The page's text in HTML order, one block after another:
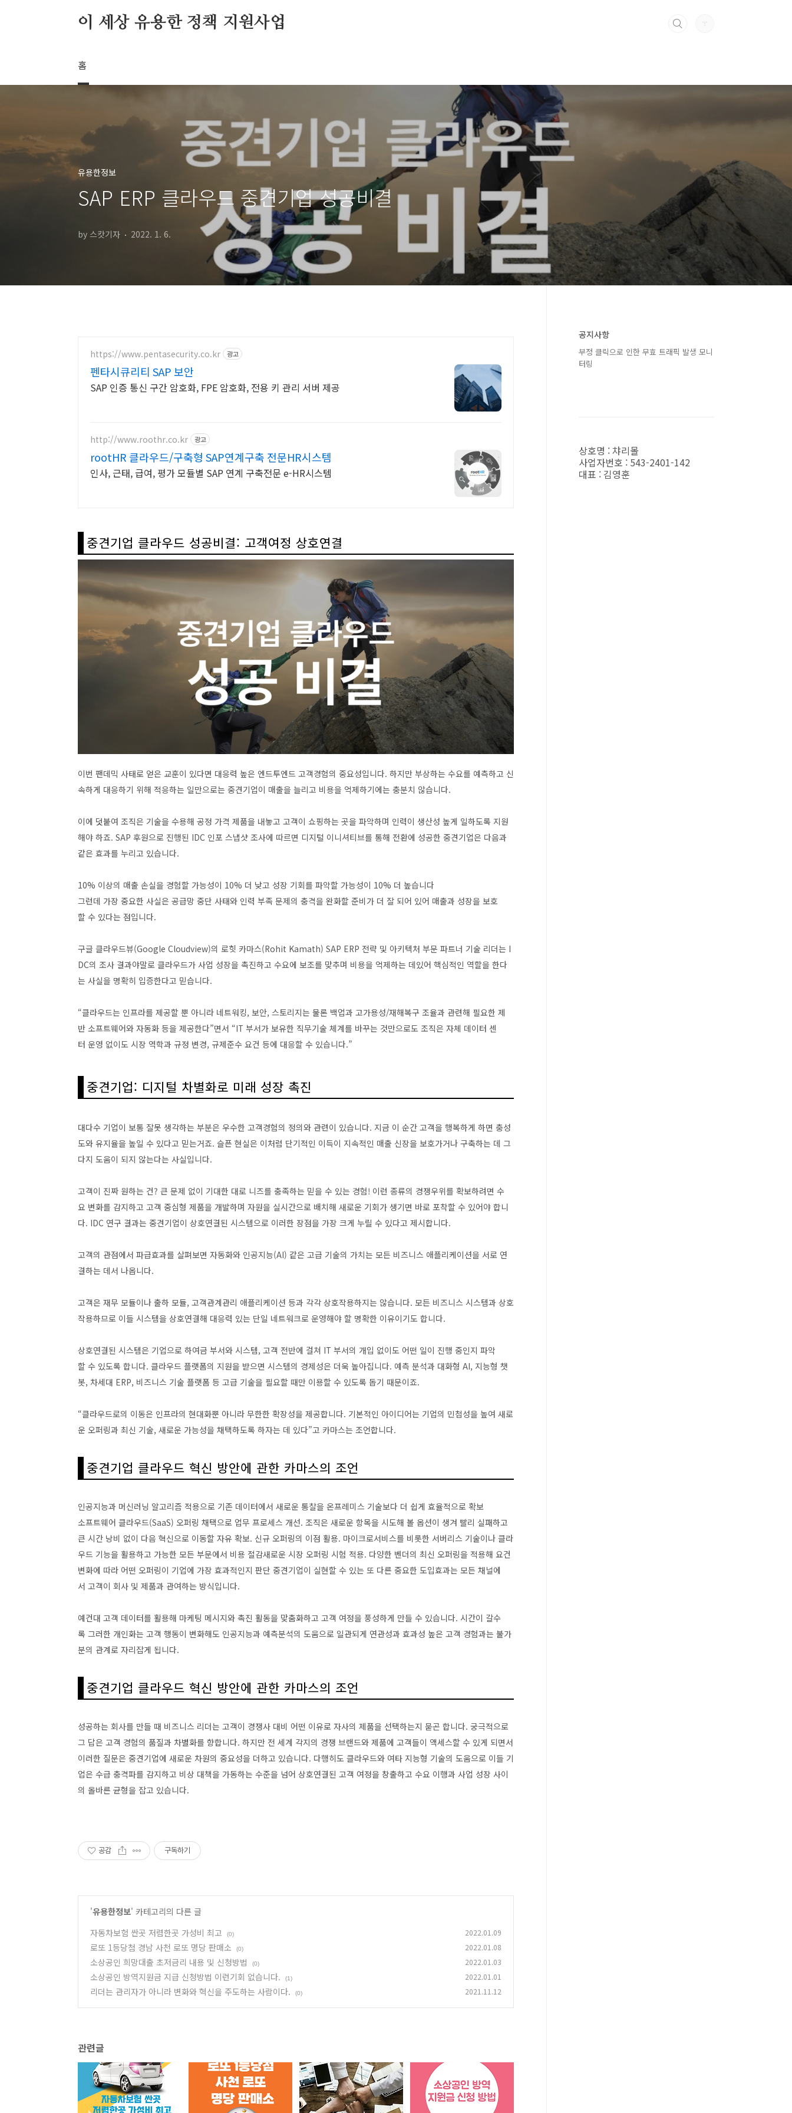
이 세상 유용한 정책 지원사업
홈
유용한정보
SAP ERP 클라우드 중견기업 성공비결
by 스캇기자 2022. 1. 6.
https://www.pentasecurity.co.kr 광고
펜타시큐리티 SAP 보안
SAP 인증 통신 구간 암호화, FPE 암호화, 전용 키 관리 서버 제공
http://www.roothr.co.kr 광고
rootHR 클라우드/구축형 SAP연계구축 전문HR시스템
인사, 근태, 급여, 평가 모듈별 SAP 연계 구축전문 e-HR시스템
중견기업 클라우드 성공비결: 고객여정 상호연결
이번 팬데믹 사태로 얻은 교훈이 있다면 대응력 높은 엔드투엔드 고객경험의 중요성입니다. 하지만 부상하는 수요를 예측하고 신
속하게 대응하기 위해 적응하는 일만으로는 중견기업이 매출을 늘리고 비용을 억제하기에는 충분치 않습니다.
이에 덧붙여 조직은 기술을 수용해 공정 가격 제품을 내놓고 고객이 쇼핑하는 곳을 파악하며 인력이 생산성 높게 일하도록 지원
해야 하죠. SAP 후원으로 진행된 IDC 인포 스냅샷 조사에 따르면 디지털 이니셔티브를 통해 전환에 성공한 중견기업은 다음과
같은 효과를 누리고 있습니다.
10% 이상의 매출 손실을 경험할 가능성이 10% 더 낮고 성장 기회를 파악할 가능성이 10% 더 높습니다
그런데 가장 중요한 사실은 공급망 중단 사태와 인력 부족 문제의 충격을 완화할 준비가 더 잘 되어 있어 매출과 성장을 보호
할 수 있다는 점입니다.
구글 클라우드뷰(Google Cloudview)의 로힛 카마스(Rohit Kamath) SAP ERP 전략 및 아키텍처 부문 파트너 기술 리더는 I
DC의 조사 결과야말로 클라우드가 사업 성장을 촉진하고 수요에 보조를 맞추며 비용을 억제하는 데있어 핵심적인 역할을 한다
는 사실을 명확히 입증한다고 믿습니다.
“클라우드는 인프라를 제공할 뿐 아니라 네트워킹, 보안, 스토리지는 물론 백업과 고가용성/재해복구 조율과 관련해 필요한 제
반 소프트웨어와 자동화 등을 제공한다”면서 “IT 부서가 보유한 직무기술 체계를 바꾸는 것만으로도 조직은 자체 데이터 센
터 운영 없이도 시장 역학과 규정 변경, 규제준수 요건 등에 대응할 수 있습니다.”
중견기업: 디지털 차별화로 미래 성장 촉진
대다수 기업이 보통 잘못 생각하는 부분은 우수한 고객경험의 정의와 관련이 있습니다. 지금 이 순간 고객을 행복하게 하면 충성
도와 유지율을 높일 수 있다고 믿는거죠. 슬픈 현실은 이처럼 단기적인 이득이 지속적인 매출 신장을 보호가거나 구축하는 데 그
다지 도움이 되지 않는다는 사실입니다.
고객이 진짜 원하는 건? 큰 문제 없이 기대한 대로 니즈를 충족하는 믿을 수 있는 경험! 이런 종류의 경쟁우위를 확보하려면 수
요 변화를 감지하고 고객 중심형 제품을 개발하며 자원을 실시간으로 배치해 새로운 기회가 생기면 바로 포착할 수 있어야 합니
다. IDC 연구 결과는 중견기업이 상호연결된 시스템으로 이러한 장점을 가장 크게 누릴 수 있다고 제시합니다.
고객의 관점에서 파급효과를 살펴보면 자동화와 인공지능(AI) 같은 고급 기술의 가치는 모든 비즈니스 애플리케이션을 서로 연
결하는 데서 나옵니다.
고객은 재무 모듈이나 출하 모듈, 고객관계관리 애플리케이션 등과 각각 상호작용하지는 않습니다. 모든 비즈니스 시스템과 상호
작용하므로 이들 시스템을 상호연결해 대응력 있는 단일 네트워크로 운영해야 할 명확한 이유이기도 합니다.
상호연결된 시스템은 기업으로 하여금 부서와 시스템, 고객 전반에 걸쳐 IT 부서의 개입 없이도 어떤 일이 진행 중인지 파악
할 수 있도록 합니다. 클라우드 플랫폼의 지원을 받으면 시스템의 경제성은 더욱 높아집니다. 예측 분석과 대화형 AI, 지능형 챗
봇, 차세대 ERP, 비즈니스 기술 플랫폼 등 고급 기술을 필요할 때만 이용할 수 있도록 돕기 때문이죠.
“클라우드로의 이동은 인프라의 현대화뿐 아니라 무한한 확장성을 제공합니다. 기본적인 아이디어는 기업의 민첩성을 높여 새로
운 오퍼링과 최신 기술, 새로운 가능성을 채택하도록 하자는 데 있다”고 카마스는 조언합니다.
중견기업 클라우드 혁신 방안에 관한 카마스의 조언
인공지능과 머신러닝 알고리즘 적용으로 기존 데이터에서 새로운 통찰을 온프레미스 기술보다 더 쉽게 효율적으로 확보
소프트웨어 클라우드(SaaS) 오퍼링 채택으로 업무 프로세스 개선. 조직은 새로운 항목을 시도해 볼 옵션이 생겨 빨리 실패하고
큰 시간 낭비 없이 다음 혁신으로 이동할 자유 확보. 신규 오퍼링의 이점 활용. 마이크로서비스를 비롯한 서버리스 기술이나 클라
우드 기능을 활용하고 가능한 모든 부문에서 비용 절감새로운 시장 오퍼링 시험 적용. 다양한 벤더의 최신 오퍼링을 적용해 요건
변화에 따라 어떤 오퍼링이 기업에 가장 효과적인지 판단 중견기업이 실현할 수 있는 또 다른 중요한 도입효과는 모든 채널에
서 고객이 회사 및 제품과 관여하는 방식입니다.
예컨대 고객 데이터를 활용해 마케팅 메시지와 촉진 활동을 맞춤화하고 고객 여정을 풍성하게 만들 수 있습니다. 시간이 갈수
록 그러한 개인화는 고객 행동이 변화해도 인공지능과 예측분석의 도움으로 일관되게 연관성과 효과성 높은 고객 경험과는 불가
분의 관계로 자리잡게 됩니다.
중견기업 클라우드 혁신 방안에 관한 카마스의 조언
성공하는 회사를 만들 때 비즈니스 리더는 고객이 경쟁사 대비 어떤 이유로 자사의 제품을 선택하는지 묻곤 합니다. 궁극적으로
그 답은 고객 경험의 품질과 차별화를 향합니다. 하지만 전 세계 각지의 경쟁 브랜드와 제품에 고객들이 액세스할 수 있게 되면서
이러한 질문은 중견기업에 새로운 차원의 중요성을 더하고 있습니다. 다행히도 클라우드와 여타 지능형 기술의 도움으로 이들 기
업은 수급 충격파를 감지하고 비상 대책을 가동하는 수준을 넘어 상호연결된 고객 여정을 창출하고 수요 이행과 사업 성장 사이
의 올바른 균형을 잡고 있습니다.
공감 구독하기
'유용한정보' 카테고리의 다른 글
자동차보험 싼곳 저렴한곳 가성비 최고
(0) 2022.01.09
로또 1등당첨 경남 사천 로또 명당 판매소 (0) 2022.01.08
소상공인 희망대출 초저금리 내용 및 신청방법 (0) 2022.01.03
소상공인 방역지원금 지급 신청방법 이런기회 없습니다. (1) 2022.01.01
리더는 관리자가 아니라 변화와 혁신을 주도하는 사람이다. (0) 2021.11.12
관련글
공지사항
부정 클릭으로 인한 무효 트래픽 발생 모니
터링
상호명 : 챠리몰
사업자번호 : 543-2401-142
대표 : 김영훈